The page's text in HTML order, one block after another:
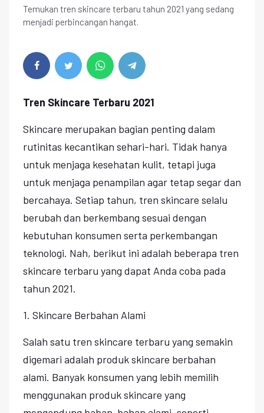
Temukan tren skincare terbaru tahun 2021 yang sedang
menjadi perbincangan hangat.
Tren Skincare Terbaru 2021
Skincare merupakan bagian penting dalam
rutinitas kecantikan sehari-hari. Tidak hanya
untuk menjaga kesehatan kulit, tetapi juga
untuk menjaga penampilan agar tetap segar dan
bercahaya. Setiap tahun, tren skincare selalu
berubah dan berkembang sesuai dengan
kebutuhan konsumen serta perkembangan
teknologi. Nah, berikut ini adalah beberapa tren
skincare terbaru yang dapat Anda coba pada
tahun 2021.
1. Skincare Berbahan Alami
Salah satu tren skincare terbaru yang semakin
digemari adalah produk skincare berbahan
alami. Banyak konsumen yang lebih memilih
menggunakan produk skincare yang